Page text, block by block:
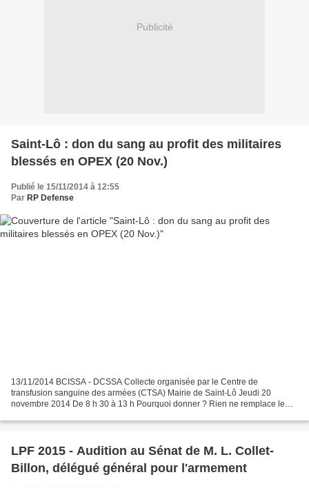
Publicité
Saint-Lô : don du sang au profit des militaires
blessés en OPEX (20 Nov.)
Publié le 15/11/2014 à 12:55
Par RP Defense
13/11/2014 BCISSA - DCSSA Collecte organisée par le Centre de
transfusion sanguine des armées (CTSA) Mairie de Saint-Lô Jeudi 20
novembre 2014 De 8 h 30 à 13 h Pourquoi donner ? Rien ne remplace le
LPF 2015 - Audition au Sénat de M. L. Collet-
Billon, délégué général pour l'armement